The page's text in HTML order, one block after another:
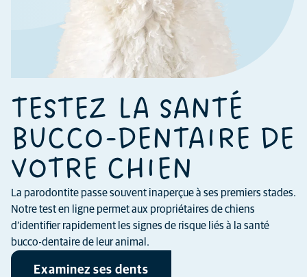
TESTEZ LA SANTÉ
BUCCO-DENTAIRE DE
VOTRE CHIEN
La parodontite passe souvent inaperçue à ses premiers stades.
Notre test en ligne permet aux propriétaires de chiens
d’identifier rapidement les signes de risque liés à la santé
bucco-dentaire de leur animal.
Examinez ses dents